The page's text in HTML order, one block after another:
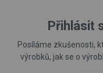
Přihlásit
Posíláme zkušenosti,
výrobků, jak se o